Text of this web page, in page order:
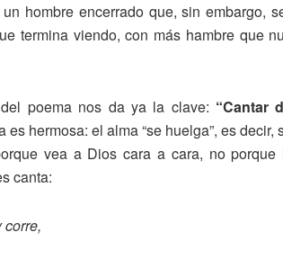
hombre encerrado que, sin embargo,
termina viendo, con más hambre que
poema nos da ya la clave: “Cantar
es hermosa: el alma “se huelga”, es
vea a Dios cara a cara, no
canta:
corre,